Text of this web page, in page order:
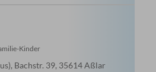
Kinder
Bachstr. 39, 35614 Aßlar